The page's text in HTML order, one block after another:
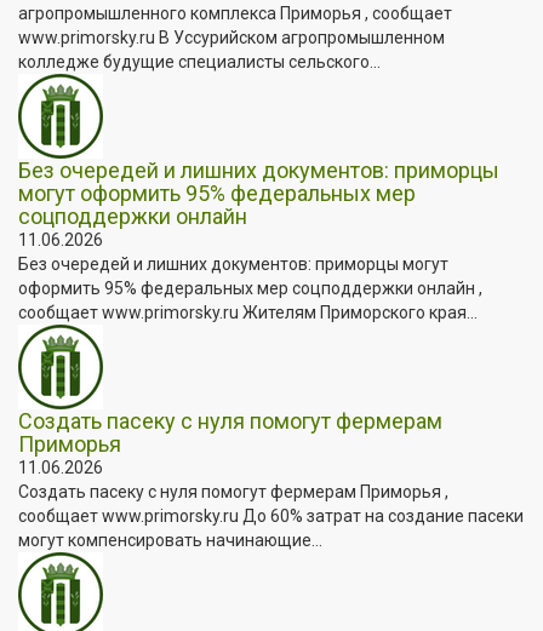
агропромышленного комплекса Приморья , сообщает
www.primorsky.ru В Уссурийском агропромышленном
колледже будущие специалисты сельского...
Без очередей и лишних документов: приморцы
могут оформить 95% федеральных мер
соцподдержки онлайн
11.06.2026
Без очередей и лишних документов: приморцы могут
оформить 95% федеральных мер соцподдержки онлайн ,
сообщает www.primorsky.ru Жителям Приморского края...
Создать пасеку с нуля помогут фермерам
Приморья
11.06.2026
Создать пасеку с нуля помогут фермерам Приморья ,
сообщает www.primorsky.ru До 60% затрат на создание пасеки
могут компенсировать начинающие...